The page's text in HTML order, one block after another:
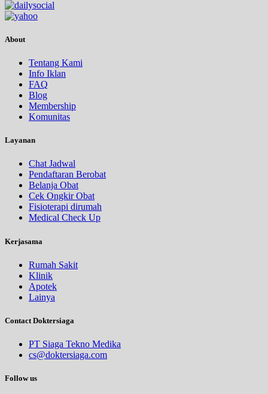
About
Tentang Kami
Info Iklan
FAQ
Blog
Membership
Komunitas
Layanan
Chat Jadwal
Pendaftaran Berobat
Belanja Obat
Cek Ongkir Obat
Fisioterapi dirumah
Medical Check Up
Kerjasama
Rumah Sakit
Klinik
Apotek
Lainya
Contact Doktersiaga
PT Siaga Tekno Medika
cs@doktersiaga.com
Follow us